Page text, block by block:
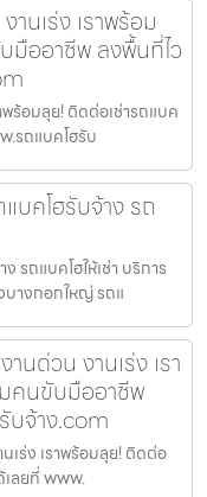
นเร่ง เราพร้อม
มืออาชีพ ลงพื้นที่ไว
ร้อมลุย! ติดต่อเช่ารถแบค
รถแบคโฮรับ
บคโฮรับจ้าง รถ
รถแบคโฮให้เช่า บริการ
บางกอกใหญ่ รถแ
ด่วน งานเร่ง เรา
คนขับมืออาชีพ
บจ้าง.com
ร่ง เราพร้อมลุย! ติดต่อ
ลยที่ www.